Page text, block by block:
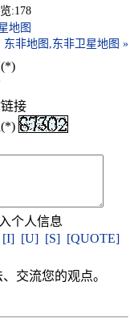
:178
地图
东非地图,东非卫星地图 »
接
个人信息
[I] [U] [S] [QUOTE]
交流您的观点。